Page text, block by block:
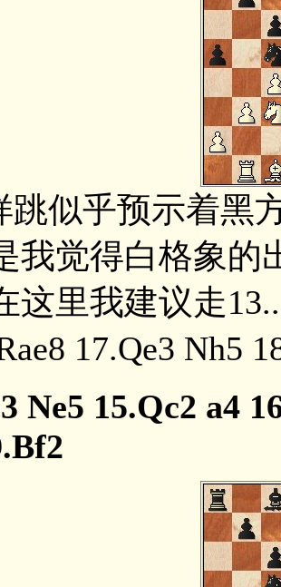
跳似乎预示着黑
我觉得白格象的
这里我建议走
17.Qe3 Nh5
Ne5 15.Qc2 a4